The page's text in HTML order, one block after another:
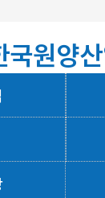
국원양